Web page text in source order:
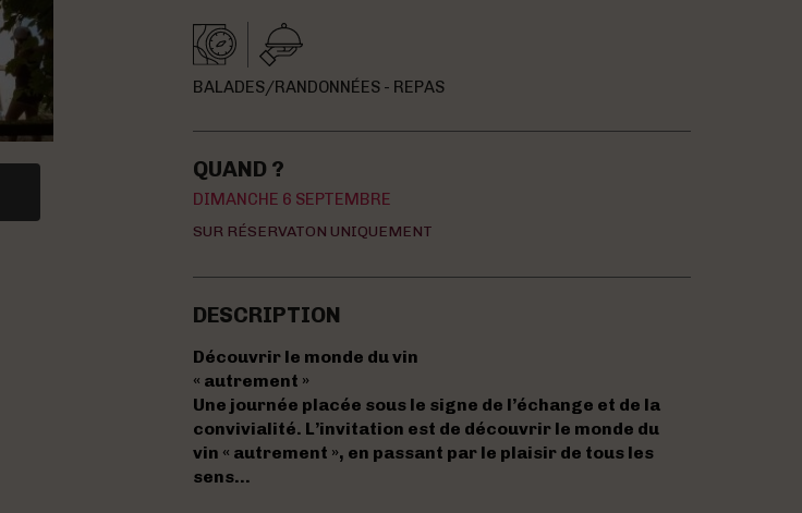
BALADES/RANDONNÉES - REPAS
QUAND ?
DIMANCHE 6 SEPTEMBRE
SUR RÉSERVATON UNIQUEMENT
DESCRIPTION
Découvrir le monde du vin
« autrement »
Une journée placée sous le signe de l’échange et de la
convivialité. L’invitation est de découvrir le monde du
vin « autrement », en passant par le plaisir de tous les
sens…